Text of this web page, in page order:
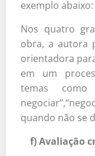
exemplo abaixo:
Nos quatro
obra, a autora
orientadora
em um
temas
quando não se
f) Avaliação